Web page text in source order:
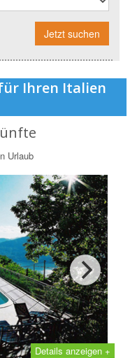
Jetzt suchen
Ihren Italien
Urlaub
Details anzeigen +